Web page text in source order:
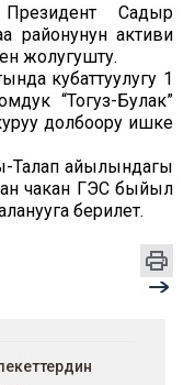
Садыр
районунун активи
жолугушту.
кубаттуулугу 1
“Тогуз-Булак”
долбоору ишке
Талап айылындагы
чакан ГЭС быйыл
берилет.